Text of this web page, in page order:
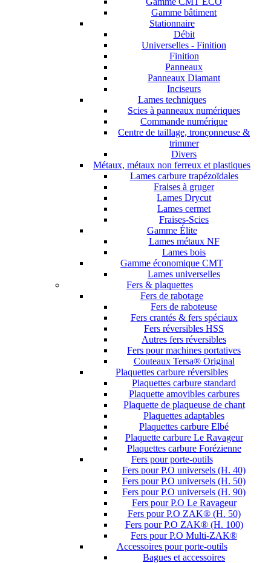
Gamme bâtiment
Stationnaire
Débit
Universelles - Finition
Finition
Panneaux
Panneaux Diamant
Inciseurs
Lames techniques
Scies à panneaux numériques
Commande numérique
Centre de taillage, tronçonneuse &
trimmer
Divers
Métaux, métaux non ferreux et plastiques
Lames carbure trapézoïdales
Fraises à gruger
Lames Drycut
Lames cermet
Fraises-Scies
Gamme Élite
Lames métaux NF
Lames bois
Gamme économique CMT
Lames universelles
Fers & plaquettes
Fers de rabotage
Fers de raboteuse
Fers crantés & fers spéciaux
Fers réversibles HSS
Autres fers réversibles
Fers pour machines portatives
Couteaux Tersa® Original
Plaquettes carbure réversibles
Plaquettes carbure standard
Plaquette amovibles carbures
Plaquette de plaqueuse de chant
Plaquettes adaptables
Plaquettes carbure Elbé
Plaquette carbure Le Ravageur
Plaquettes carbure Forézienne
Fers pour porte-outils
Fers pour P.O universels (H. 40)
Fers pour P.O universels (H. 50)
Fers pour P.O universels (H. 90)
Fers pour P.O Le Ravageur
Fers pour P.O ZAK® (H. 50)
Fers pour P.O ZAK® (H. 100)
Fers pour P.O Multi-ZAK®
Accessoires pour porte-outils
Bagues et accessoires